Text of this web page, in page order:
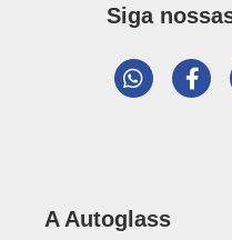
Siga
A Autoglass